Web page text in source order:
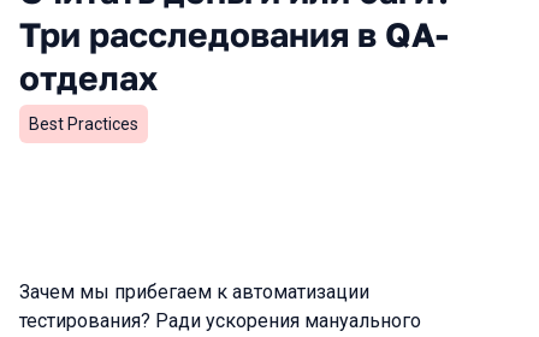
Три расследования в QA-
отделах
Best Practices
Зачем мы прибегаем к автоматизации
тестирования? Ради ускорения мануального